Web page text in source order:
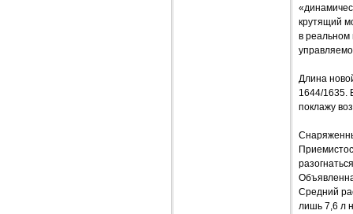
крутящий
в реальном
Длина
1644/1635.
поклажу
Средний
лишь 7,6 л